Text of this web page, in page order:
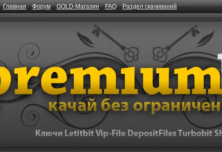
Главная Форум GOLD-Магазин FAQ Раздел скачиваний